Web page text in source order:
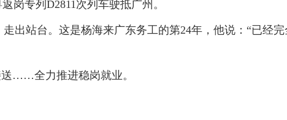
专列D2811次列车驶抵广州。
站台。这是杨海来广东务工的第24年，他说：“已经
……全力推进稳岗就业。